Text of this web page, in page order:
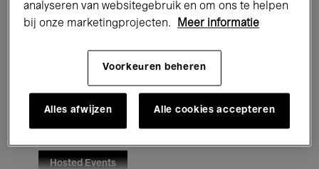
Jazz Klassieke Muziek Global Music
Onderwijs Rondleidingen
Hosted Events
analyseren van websitegebruik en om ons te helpen
bij onze marketingprojecten.
Meer informatie
Voorkeuren beheren
Alles afwijzen Alle cookies accepteren